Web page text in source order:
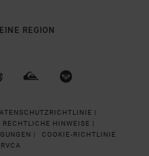
REGION
|
RECHTLICHE HINWEISE |
|
COOKIE-RICHTLINIE